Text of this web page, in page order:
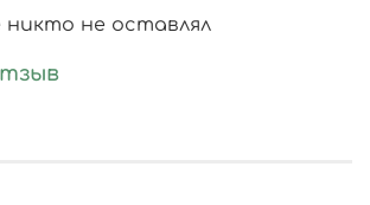
не оставлял